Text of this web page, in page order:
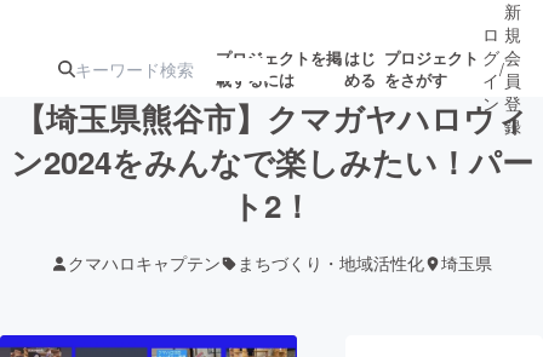
プロジェクトを掲
載するには
はじ
める
プロジェクト
をさがす
注目の新着プロ 募集終了が近いプ
ロ
グ
イ
ン
/
新
規
会
員
登
録
【埼玉県熊谷市】クマガヤハロウィ
ン2024をみんなで楽しみたい！パー
ト2！
クマハロキャプテン まちづくり・地域活性化 埼玉県